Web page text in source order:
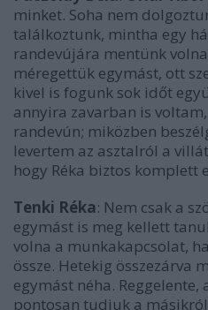
minket. Soha nem
találkoztunk, mintha egy
randevújára mentünk
méregettük egymást, ott
kivel is fogunk sok időt
annyira zavarban is
randevún; miközben
levertem az asztalról a
hogy Réka biztos komplett
Tenki Réka: Nem csak a
egymást is meg kellett
volna a munkakapcsolat,
össze. Hetekig összezárva
egymást néha.
pontosan tudjuk a